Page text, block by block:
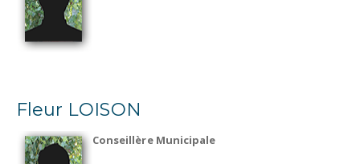
Fleur LOISON
Conseillère Municipale